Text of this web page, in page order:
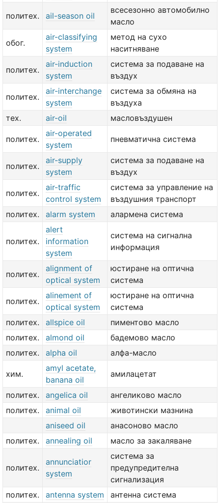
политех. ail-season oil
всесезонно автомобилно
масло
обог.
air-classifying
system
метод на сухо
наситняване
политех.
air-induction
system
система за подаване на
въздух
политех.
air-interchange
system
система за обмяна на
въздуха
тех.
air-oil масловъздушен
политех.
air-operated
system
пневматична система
политех.
air-supply
system
система за подаване на
въздух
политех.
air-traffic
control system
система за управление на
въздушния транспорт
политех.
alarm system алармена система
политех.
alert
information
system
система на сигнална
информация
политех.
alignment of
optical system
юстиране на оптична
система
политех.
alinement of
optical system
юстиране на оптична
система
политех.
allspice oil
пиментово масло
политех.
almond oil
бадемово масло
политех.
alpha oil алфа-масло
хим.
amyl acetate,
banana oil
амилацетат
политех. angelica oil
ангеликово масло
политех.
animal oil
животински мазнина
aniseed oil
анасоново масло
политех.
annealing oil масло за закаляване
политех.
annunciatior
system
система за
предупредителна
сигнализация
политех.
antenna system антенна система